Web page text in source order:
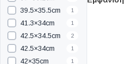
39.5×35.5cm 1
41.3×34cm 1
42.5×34.5cm 2
42.5×34cm 1
42×35cm 1